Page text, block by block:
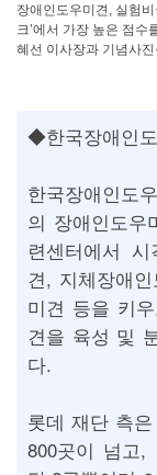
장애인도우미견, 실험
크’에서 가장 높은 점
혜선 이사장과 기념사
◆한국장애인
한국장애인도
의 장애인도우
련센터에서 시
견, 지체장애
미견 등을 키
견을 육성 및
다.
롯데 재단 측
800곳이 넘고,